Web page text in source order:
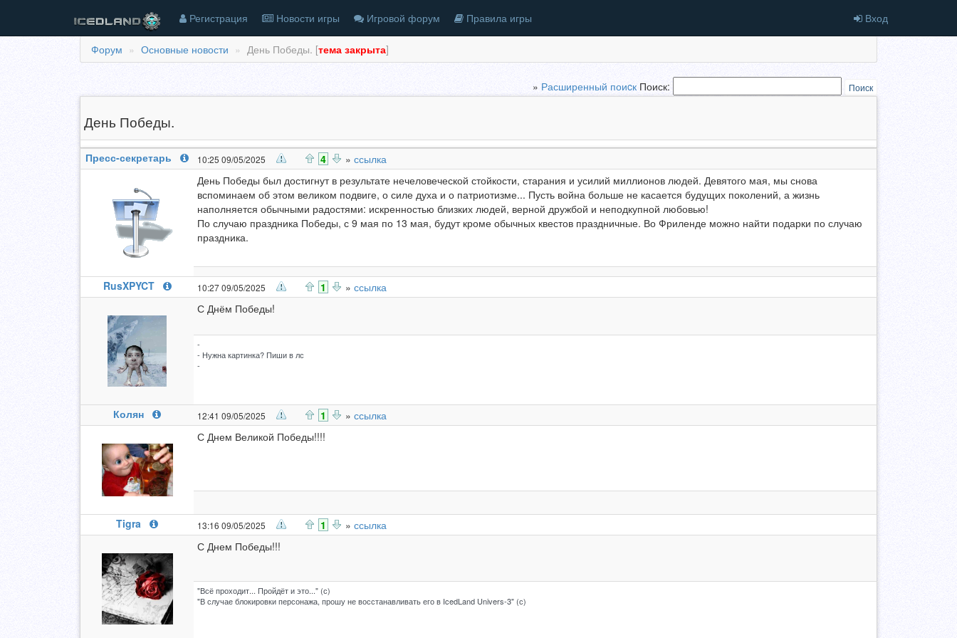
Регистрация Новости игры Игровой форум Правила игры Вход
Форум Основные новости День Победы. [тема закрыта]
» Расширенный поиcк Поиск: Поиск
День Победы.
Пресс-секретарь 10:25 09/05/2025 4 » ссылка
День Победы был достигнут в результате нечеловеческой стойкости, старания и усилий миллионов людей. Девятого мая, мы снова
вспоминаем об этом великом подвиге, о силе духа и о патриотизме... Пусть война больше не касается будущих поколений, а жизнь
наполняется обычными радостями: искренностью близких людей, верной дружбой и неподкупной любовью!
По случаю праздника Победы, с 9 мая по 13 мая, будут кроме обычных квестов праздничные. Во Фриленде можно найти подарки по случаю
праздника.
RusXPYCT 10:27 09/05/2025 1 » ссылка
С Днём Победы!
-
- Нужна картинка? Пиши в лс
-
Колян 12:41 09/05/2025 1 » ссылка
С Днем Великой Победы!!!!
Tigra 13:16 09/05/2025 1 » ссылка
С Днем Победы!!!
"Всё проходит... Пройдёт и это..." (с)
"В случае блокировки персонажа, прошу не восстанавливать его в IcedLand Univers-3" (с)